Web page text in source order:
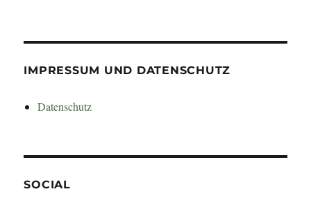
IMPRESSUM UND DATENSCHUTZ
Datenschutz
SOCIAL